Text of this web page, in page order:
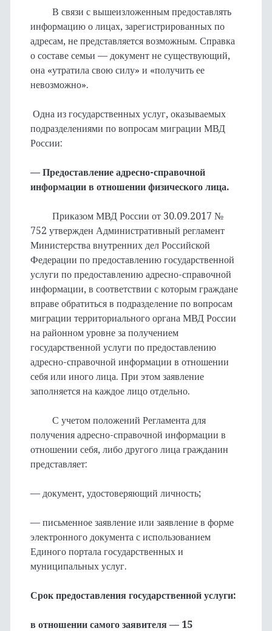
В связи с вышеизложенным предоставлять
информацию о лицах, зарегистрированных по
адресам, не представляется возможным. Справка
о составе семьи — документ не существующий,
она «утратила свою силу» и «получить ее
невозможно».
Одна из государственных услуг, оказываемых
подразделениями по вопросам миграции МВД
России:
— Предоставление адресно-справочной
информации в отношении физического лица.
Приказом МВД России от 30.09.2017 №
752 утвержден Административный регламент
Министерства внутренних дел Российской
Федерации по предоставлению государственной
услуги по предоставлению адресно-справочной
информации, в соответствии с которым граждане
вправе обратиться в подразделение по вопросам
миграции территориального органа МВД России
на районном уровне за получением
государственной услуги по предоставлению
адресно-справочной информации в отношении
себя или иного лица. При этом заявление
заполняется на каждое лицо отдельно.
С учетом положений Регламента для
получения адресно-справочной информации в
отношении себя, либо другого лица гражданин
представляет:
— документ, удостоверяющий личность;
— письменное заявление или заявление в форме
электронного документа с использованием
Единого портала государственных и
муниципальных услуг.
Срок предоставления государственной услуги:
в отношении самого заявителя — 15